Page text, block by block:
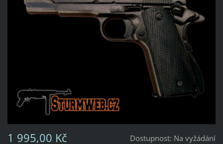
Dostupnost: Na vyžádání
1 995,00 Kč